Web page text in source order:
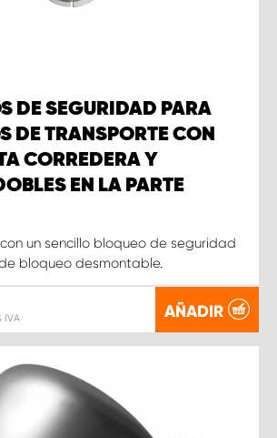
DE SEGURIDAD PARA
DE TRANSPORTE CON
CORREDERA Y
EN LA PARTE
un sencillo bloqueo de seguridad
bloqueo desmontable.
IVA AÑADIR